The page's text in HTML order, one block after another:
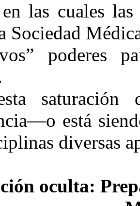
las cuales
Sociedad
poderes
está
diversas
oculta: